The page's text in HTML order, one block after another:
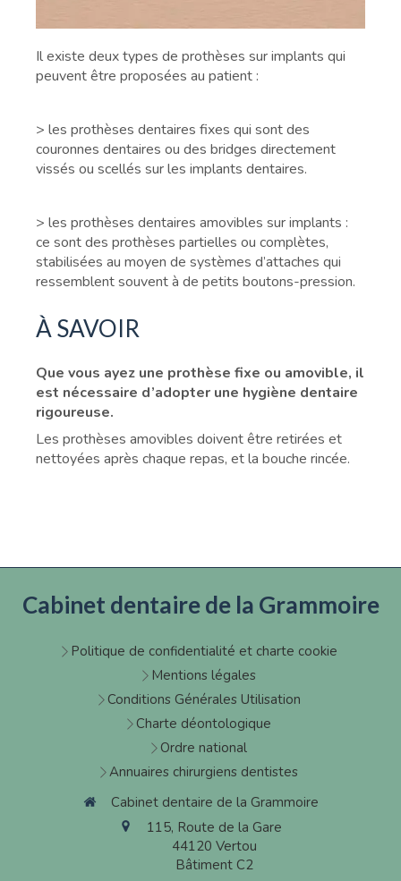
Il existe deux types de prothèses sur implants qui
peuvent être proposées au patient :
> les prothèses dentaires fixes qui sont des
couronnes dentaires ou des bridges directement
vissés ou scellés sur les implants dentaires.
> les prothèses dentaires amovibles sur implants :
ce sont des prothèses partielles ou complètes,
stabilisées au moyen de systèmes d’attaches qui
ressemblent souvent à de petits boutons-pression.
À SAVOIR
Que vous ayez une prothèse fixe ou amovible, il
est nécessaire d’adopter une hygiène dentaire
rigoureuse.
Les prothèses amovibles doivent être retirées et
nettoyées après chaque repas, et la bouche rincée.
Cabinet dentaire de la Grammoire
Politique de confidentialité et charte cookie
Mentions légales
Conditions Générales Utilisation
Charte déontologique
Ordre national
Annuaires chirurgiens dentistes
Cabinet dentaire de la Grammoire
115, Route de la Gare
44120 Vertou
Bâtiment C2